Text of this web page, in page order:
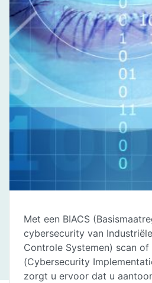
Met een BIACS
cybersecurity van
Controle Systemen) scan of
(Cybersecurity
zorgt u ervoor dat u